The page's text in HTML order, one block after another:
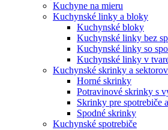
Kuchyne na mieru
Kuchynské linky a bloky
Kuchynské bloky
Kuchynské linky bez
Kuchynské linky so
Kuchynské linky v
Kuchynské skrinky a
Horné skrinky
Potravinové skrinky s
Skrinky pre spotrebiče
Spodné skrinky
Kuchynské spotrebiče